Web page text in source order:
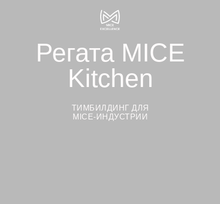
Регата MICE
Kitchen
ТИМБИЛДИНГ ДЛЯ
MICE-ИНДУСТРИИ